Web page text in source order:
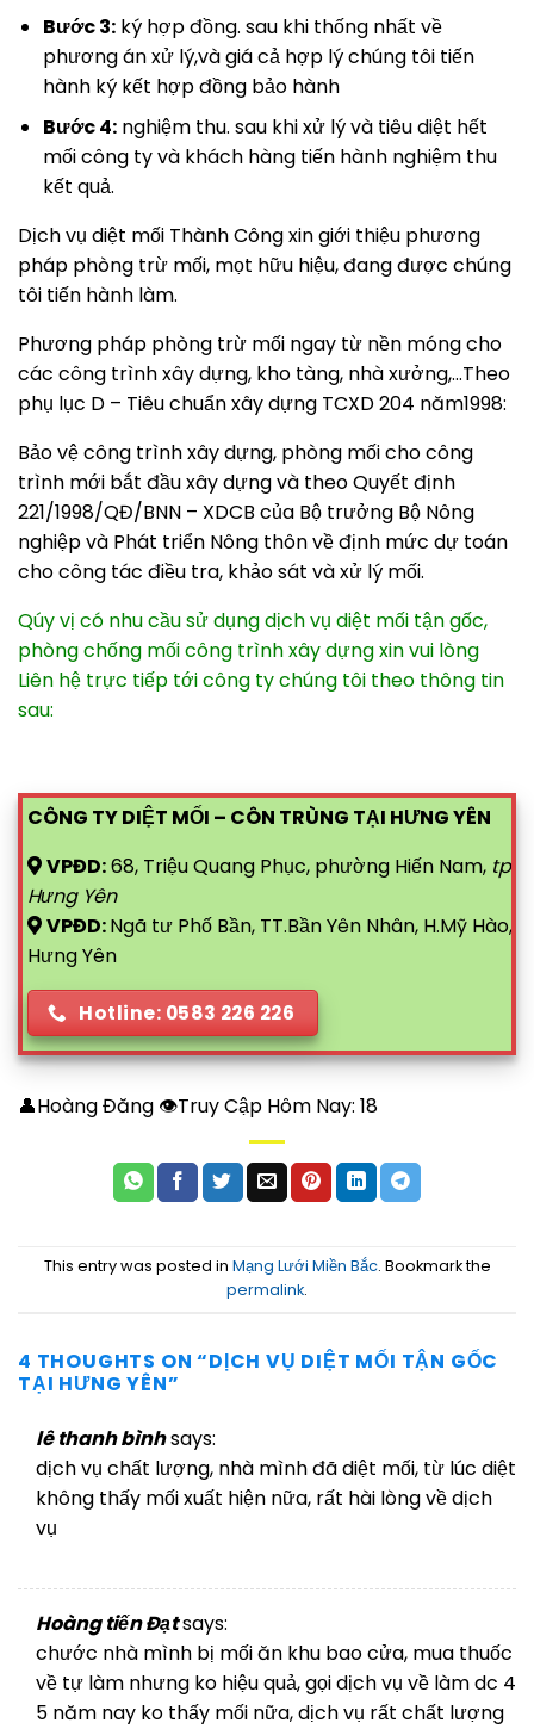
Bước 3:ký hợp đồng. sau khi thống nhất về
phương án xử lý,và giá cả hợp lý chúng tôi tiến
hành ký kết hợp đồng bảo hành
Bước 4:nghiệm thu. sau khi xử lý và tiêu diệt hết
mối công ty và khách hàng tiến hành nghiệm thu
kết quả.
Dịch vụ diệt mối Thành Công xin giới thiệu phương
pháp phòng trừ mối, mọt hữu hiệu, đang được chúng
tôi tiến hành làm.
Phương pháp phòng trừ mối ngay từ nền móng cho
các công trình xây dựng, kho tàng, nhà xưởng,…Theo
phụ lục D – Tiêu chuẩn xây dựng TCXD 204 năm1998:
Bảo vệ công trình xây dựng, phòng mối cho công
trình mới bắt đầu xây dựng và theo Quyết định
221/1998/QĐ/BNN – XDCB của Bộ trưởng Bộ Nông
nghiệp và Phát triển Nông thôn về định mức dự toán
cho công tác điều tra, khảo sát và xử lý mối.
Qúy vị có nhu cầu sử dụng dịch vụ diệt mối tận gốc,
phòng chống mối công trình xây dựng xin vui lòng
Liên hệ trực tiếp tới công ty chúng tôi theo thông tin
sau:
CÔNG TY DIỆT MỐI – CÔN TRÙNG TẠI HƯNG YÊN
VPĐD:68, Triệu Quang Phục, phường Hiến Nam, tp
Hưng Yên
VPĐD:Ngã tư Phố Bần, TT.Bần Yên Nhân, H.Mỹ Hào,
Hưng Yên
Hotline: 0583 226 226
👤Hoàng Đăng 👁Truy Cập Hôm Nay: 18
This entry was posted in Mạng Lưới Miền Bắc. Bookmark the
permalink.
4 THOUGHTS ON “DỊCH VỤ DIỆT MỐI TẬN GỐC
TẠI HƯNG YÊN”
lê thanh bìnhsays:
dịch vụ chất lượng, nhà mình đã diệt mối, từ lúc diệt
không thấy mối xuất hiện nữa, rất hài lòng về dịch
vụ
Hoàng tiến Đạtsays:
chước nhà mình bị mối ăn khu bao cửa, mua thuốc
về tự làm nhưng ko hiệu quả, gọi dịch vụ về làm dc 4
5 năm nay ko thấy mối nữa, dịch vụ rất chất lượng